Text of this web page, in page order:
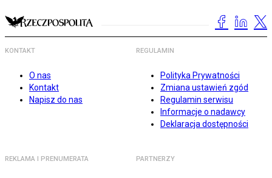
KONTAKT
O nas
Kontakt
Napisz do nas
REGULAMIN
Polityka Prywatności
Zmiana ustawień zgód
Regulamin serwisu
Informacje o nadawcy
Deklaracja dostępności
REKLAMA I PRENUMERATA PARTNERZY